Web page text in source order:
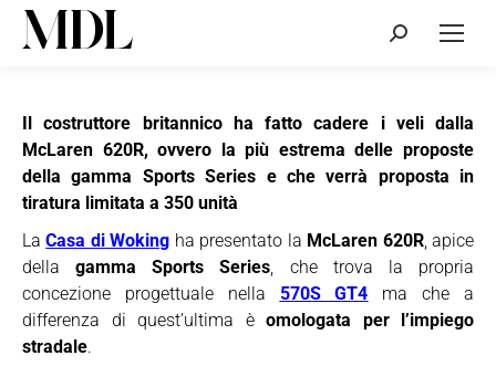
Cerca:
Il costruttore britannico ha fatto cadere i veli dalla
McLaren 620R, ovvero la più estrema delle proposte
della gamma Sports Series e che verrà proposta in
tiratura limitata a 350 unità
LaCasa di Woking ha presentato la McLaren 620R, apice
dellagamma Sports Series, che trova la propria
concezione progettuale nella 570S GT4 ma che a
differenza di quest’ultima è omologata per l’impiego
stradale.